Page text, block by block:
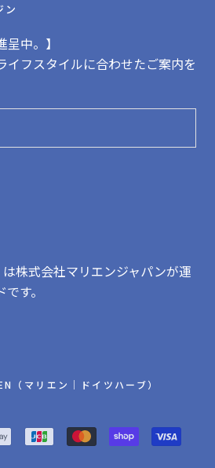
ン
呈中。】
イフスタイルに合わせたご案内を
株式会社マリエンジャパンが運
す。
マリエン｜ドイツハーブ）